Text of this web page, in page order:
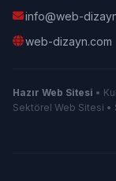
info@web-
web-dizayn.com
Hazır Web Sitesi •
Sektörel Web Sitesi •